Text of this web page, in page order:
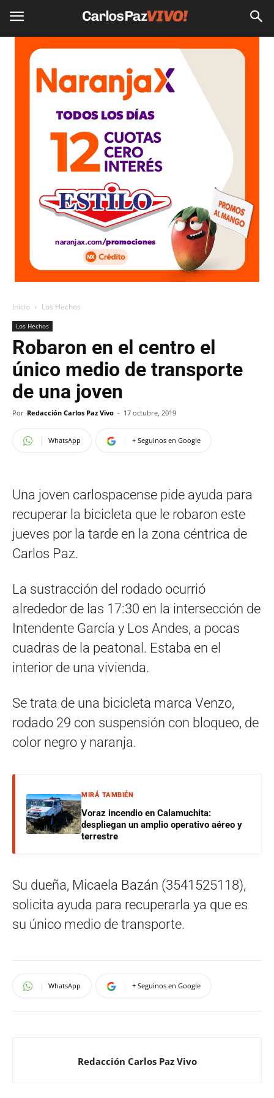
Inicio Los Hechos
Los Hechos
Robaron en el centro el
único medio de transporte
de una joven
Por Redacción Carlos Paz Vivo - 17 octubre, 2019
WhatsApp + Seguinos en Google
Una joven carlospacense pide ayuda para
recuperar la bicicleta que le robaron este
jueves por la tarde en la zona céntrica de
Carlos Paz.
La sustracción del rodado ocurrió
alrededor de las 17:30 en la intersección de
Intendente García y Los Andes, a pocas
cuadras de la peatonal. Estaba en el
interior de una vivienda.
Se trata de una bicicleta marca Venzo,
rodado 29 con suspensión con bloqueo, de
color negro y naranja.
MIRÁ TAMBIÉN
Voraz incendio en Calamuchita:
despliegan un amplio operativo aéreo y
terrestre
Su dueña, Micaela Bazán (3541525118),
solicita ayuda para recuperarla ya que es
su único medio de transporte.
WhatsApp + Seguinos en Google
Redacción Carlos Paz Vivo